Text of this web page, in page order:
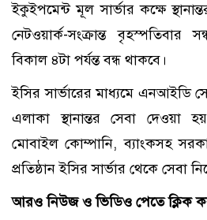
ইকুইপমেন্ট মূল সার্ভার কক্ষে
নেটওয়ার্ক-সংক্রান্ত বৃহস্পতিবার
বিকাল ৪টা পর্যন্ত বন্ধ থাকবে।
ইসির সার্ভারের মাধ্যমে এনআইডি
এলাকা স্থানান্তর সেবা দেওয়া
মোবাইল কোম্পানি, ব্যাংকসহ
প্রতিষ্ঠান ইসির সার্ভার থেকে সেবা
আরওনিউজওভিডিও পেতেক্লিক